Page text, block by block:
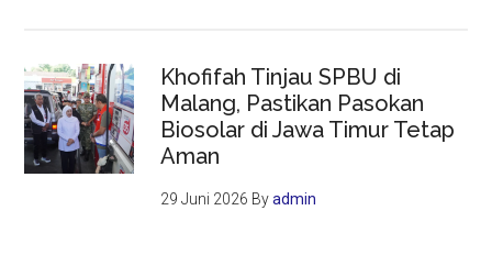
Khofifah Tinjau SPBU di
Malang, Pastikan Pasokan
Biosolar di Jawa Timur Tetap
Aman
29 Juni 2026 Byadmin